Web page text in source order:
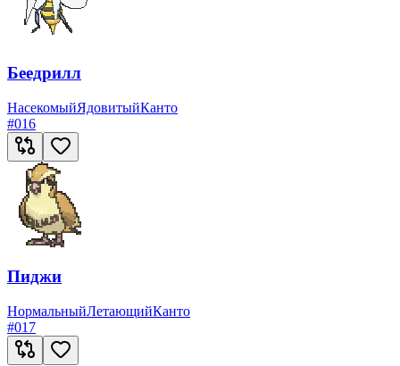
Беедрилл
НасекомыйЯдовитыйКанто
#016
Пиджи
НормальныйЛетающийКанто
#017